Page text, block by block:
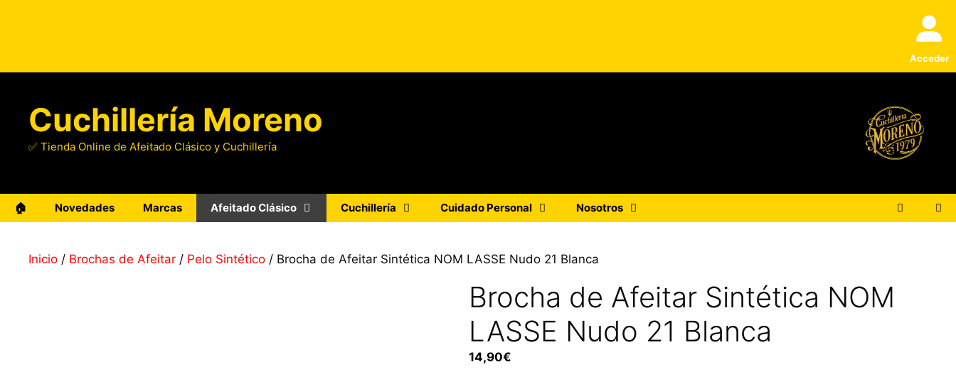
Acceder
Cuchillería Moreno
✅ Tienda Online de Afeitado Clásico y Cuchillería
🏠 Novedades Marcas Afeitado Clásico Cuchillería Cuidado Personal Nosotros
Inicio / Brochas de Afeitar / Pelo Sintético / Brocha de Afeitar Sintética NOM LASSE Nudo 21 Blanca
Brocha de Afeitar Sintética NOM
LASSE Nudo 21 Blanca
14,90€